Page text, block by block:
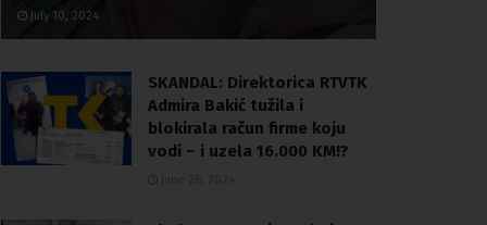
July 10, 2024
SKANDAL: Direktorica RTVTK
Admira Bakić tužila i
blokirala račun firme koju
vodi – i uzela 16.000 KM!?